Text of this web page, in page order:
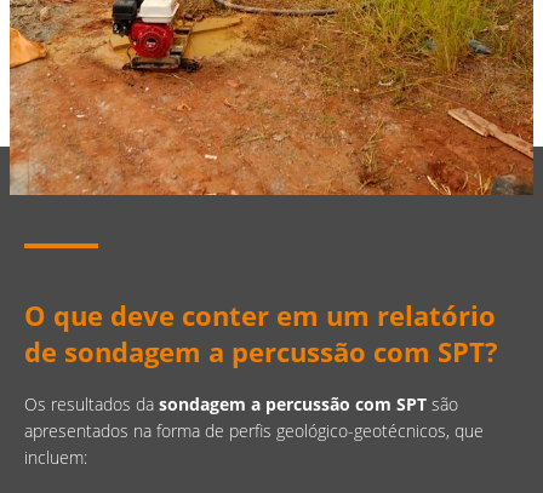
O que deve conter em um relatório
de sondagem a percussão com SPT?
Os resultados da sondagem a percussão com SPT são
apresentados na forma de perfis geológico-geotécnicos, que
incluem: